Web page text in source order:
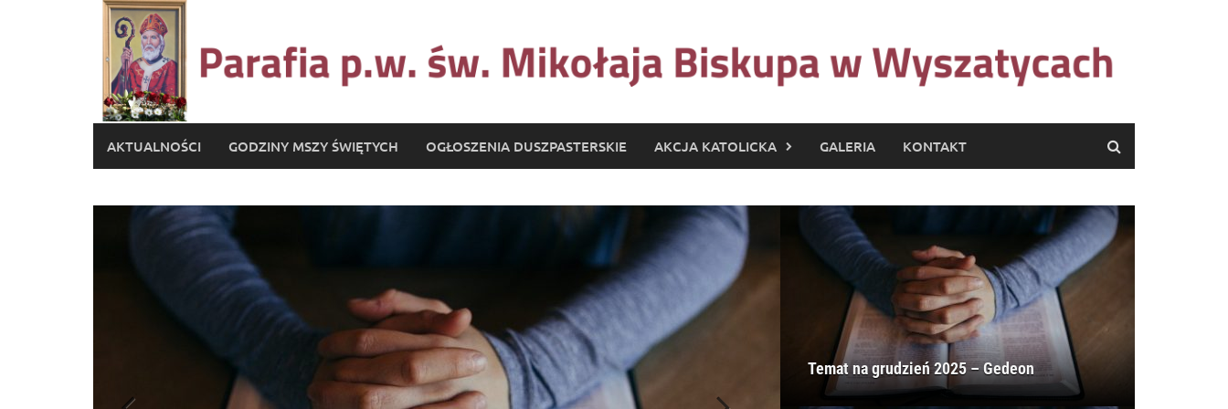
AKTUALNOŚCI GODZINY MSZY ŚWIĘTYCH OGŁOSZENIA DUSZPASTERSKIE AKCJA KATOLICKA GALERIA KONTAKT
Temat na grudzień 2025 – Gedeon